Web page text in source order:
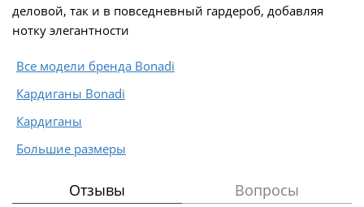
деловой, так и в повседневный гардероб, добавляя
нотку элегантности
Все модели бренда Bonadi
Кардиганы Bonadi
Кардиганы
Большие размеры
Отзывы Вопросы